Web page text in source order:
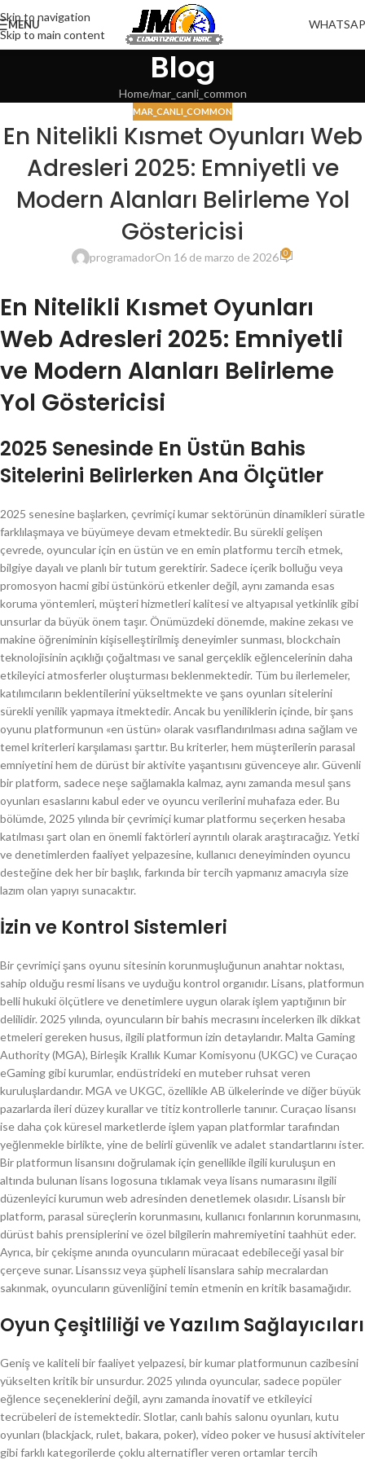
Skip to navigation
Skip to main content
MENU
Blog
Home mar_canli_common
MAR_CANLI_COMMON
En Nitelikli Kısmet Oyunları Web
Adresleri 2025: Emniyetli ve
Modern Alanları Belirleme Yol
Göstericisi
programadorOn 16 de marzo de 2026 0
En Nitelikli Kısmet Oyunları
Web Adresleri 2025: Emniyetli
ve Modern Alanları Belirleme
Yol Göstericisi
2025 Senesinde En Üstün Bahis
Sitelerini Belirlerken Ana Ölçütler
2025 senesine başlarken, çevrimiçi kumar sektörünün dinamikleri süratle
farklılaşmaya ve büyümeye devam etmektedir. Bu sürekli gelişen
çevrede, oyuncular için en üstün ve en emin platformu tercih etmek,
bilgiye dayalı ve planlı bir tutum gerektirir. Sadece içerik bolluğu veya
promosyon hacmi gibi üstünkörü etkenler değil, aynı zamanda esas
koruma yöntemleri, müşteri hizmetleri kalitesi ve altyapısal yetkinlik gibi
unsurlar da büyük önem taşır. Önümüzdeki dönemde, makine zekası ve
makine öğreniminin kişiselleştirilmiş deneyimler sunması, blockchain
teknolojisinin açıklığı çoğaltması ve sanal gerçeklik eğlencelerinin daha
etkileyici atmosferler oluşturması beklenmektedir. Tüm bu ilerlemeler,
katılımcıların beklentilerini yükseltmekte ve şans oyunları sitelerini
sürekli yenilik yapmaya itmektedir. Ancak bu yeniliklerin içinde, bir şans
oyunu platformunun «en üstün» olarak vasıflandırılması adına sağlam ve
temel kriterleri karşılaması şarttır. Bu kriterler, hem müşterilerin parasal
emniyetini hem de dürüst bir aktivite yaşantısını güvenceye alır. Güvenli
bir platform, sadece neşe sağlamakla kalmaz, aynı zamanda mesul şans
oyunları esaslarını kabul eder ve oyuncu verilerini muhafaza eder. Bu
bölümde, 2025 yılında bir çevrimiçi kumar platformu seçerken hesaba
katılması şart olan en önemli faktörleri ayrıntılı olarak araştıracağız. Yetki
ve denetimlerden faaliyet yelpazesine, kullanıcı deneyiminden oyuncu
desteğine dek her bir başlık, farkında bir tercih yapmanız amacıyla size
lazım olan yapıyı sunacaktır.
İzin ve Kontrol Sistemleri
Bir çevrimiçi şans oyunu sitesinin korunmuşluğunun anahtar noktası,
sahip olduğu resmi lisans ve uyduğu kontrol organıdır. Lisans, platformun
belli hukuki ölçütlere ve denetimlere uygun olarak işlem yaptığının bir
delilidir. 2025 yılında, oyuncuların bir bahis mecrasını incelerken ilk dikkat
etmeleri gereken husus, ilgili platformun izin detaylarıdır. Malta Gaming
Authority (MGA), Birleşik Krallık Kumar Komisyonu (UKGC) ve Curaçao
eGaming gibi kurumlar, endüstrideki en muteber ruhsat veren
kuruluşlardandır. MGA ve UKGC, özellikle AB ülkelerinde ve diğer büyük
pazarlarda ileri düzey kurallar ve titiz kontrollerle tanınır. Curaçao lisansı
ise daha çok küresel marketlerde işlem yapan platformlar tarafından
yeğlenmekle birlikte, yine de belirli güvenlik ve adalet standartlarını ister.
Bir platformun lisansını doğrulamak için genellikle ilgili kuruluşun en
altında bulunan lisans logosuna tıklamak veya lisans numarasını ilgili
düzenleyici kurumun web adresinden denetlemek olasıdır. Lisanslı bir
platform, parasal süreçlerin korunmasını, kullanıcı fonlarının korunmasını,
dürüst bahis prensiplerini ve özel bilgilerin mahremiyetini taahhüt eder.
Ayrıca, bir çekişme anında oyuncuların müracaat edebileceği yasal bir
çerçeve sunar. Lisanssız veya şüpheli lisanslara sahip mecralardan
sakınmak, oyuncuların güvenliğini temin etmenin en kritik basamağıdır.
Oyun Çeşitliliği ve Yazılım Sağlayıcıları
Geniş ve kaliteli bir faaliyet yelpazesi, bir kumar platformunun cazibesini
yükselten kritik bir unsurdur. 2025 yılında oyuncular, sadece popüler
eğlence seçeneklerini değil, aynı zamanda inovatif ve etkileyici
tecrübeleri de istemektedir. Slotlar, canlı bahis salonu oyunları, kutu
oyunları (blackjack, rulet, bakara, poker), video poker ve hususi aktiviteler
gibi farklı kategorilerde çoklu alternatifler veren ortamlar tercih